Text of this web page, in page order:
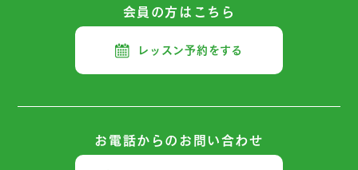
会員の方はこちら
レッスン予約をする
お電話からのお問い合わせ